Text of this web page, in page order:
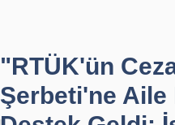
"RTÜK'ün
Şerbeti'ne Aile